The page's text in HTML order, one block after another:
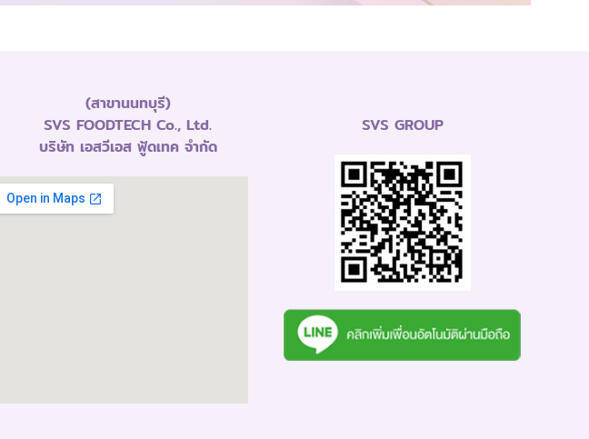
(สาขานนทบุรี)
SVS FOODTECH Co., Ltd.
บริษัท เอสวีเอส ฟู้ดเทค จำกัด
SVS GROUP